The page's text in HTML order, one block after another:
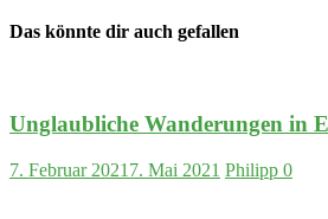
Das könnte dir auch gefallen
Unglaubliche Wanderungen in
7. Februar 2021 7. Mai 2021 Philipp 0